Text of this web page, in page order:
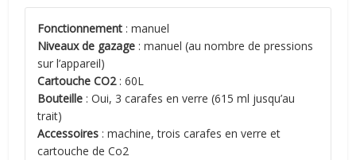
Fonctionnement : manuel
Niveaux de gazage : manuel (au nombre de pressions
sur l’appareil)
Cartouche CO2 : 60L
Bouteille : Oui, 3 carafes en verre (615 ml jusqu’au
trait)
Accessoires : machine, trois carafes en verre et
cartouche de Co2